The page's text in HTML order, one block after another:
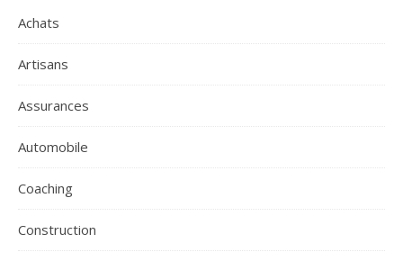
Achats
Artisans
Assurances
Automobile
Coaching
Construction